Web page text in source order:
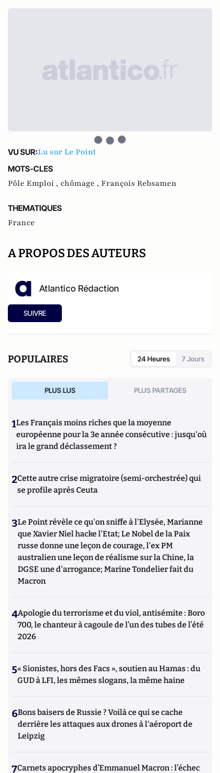
VU SUR:Lu sur Le Point
MOTS-CLES
Pôle Emploi , chômage , François Rebsamen
THEMATIQUES
France
A PROPOS DES AUTEURS
Atlantico Rédaction
SUIVRE
POPULAIRES 24 Heures 7 Jours
PLUS LUS PLUS PARTAGES
1Les Français moins riches que la moyenne
européenne pour la 3e année consécutive : jusqu'où
ira le grand déclassement ?
2Cette autre crise migratoire (semi-orchestrée) qui
se profile après Ceuta
3Le Point révèle ce qu'on sniffe à l'Elysée, Marianne
que Xavier Niel hacke l'Etat; Le Nobel de la Paix
russe donne une leçon de courage, l'ex PM
australien une leçon de réalisme sur la Chine, la
DGSE une d'arrogance; Marine Tondelier fait du
Macron
4Apologie du terrorisme et du viol, antisémite : Boro
700, le chanteur à cagoule de l’un des tubes de l’été
2026
5« Sionistes, hors des Facs », soutien au Hamas : du
GUD à LFI, les mêmes slogans, la même haine
6Bons baisers de Russie ? Voilà ce qui se cache
derrière les attaques aux drones à l'aéroport de
Leipzig
7Carnets apocryphes d’Emmanuel Macron : l’échec